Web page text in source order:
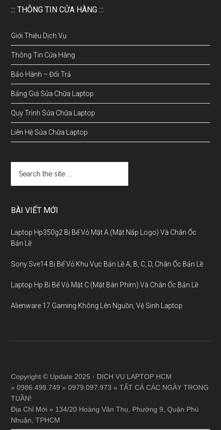
::: THÔNG TIN CỬA HÀNG :::
Giới Thiệu Dịch Vụ
Thông Tin Cửa Hàng
Bảo Hành – Đổi Trả
Bảng Giá Sửa Chữa Laptop
Quy Trình Sửa Chữa Laptop
Liên Hệ Sửa Chữa Laptop
BÀI VIẾT MỚI
Laptop Hp350g2 Bị Bể Vỏ Mặt A (Mặt Nắp Logo) Và Chân Ốc
Bản Lề
Sony Sve14 Bị Bể Vỏ Khu Vực Bản Lề A, B, C, D, Chân Ốc Bản Lề
Laptop Hp Bị Bể Vỏ Mặt C (Mặt Bàn Phím) Và Chân Ốc Bản Lề
Alienware 17 Gaming Không Lên Nguồn, Vệ Sinh Laptop
Copyright © Update 2025 · DỊCH VỤ LAPTOP HCM
» 0986.498.749 » 0979.097.973 » TẤT CẢ CÁC NGÀY TRONG
TUẦN!
Địa Chỉ Mới » 134/20 Hoàng Văn Thụ, Phường 9, Quận Phú
Nhuận, TPHCM